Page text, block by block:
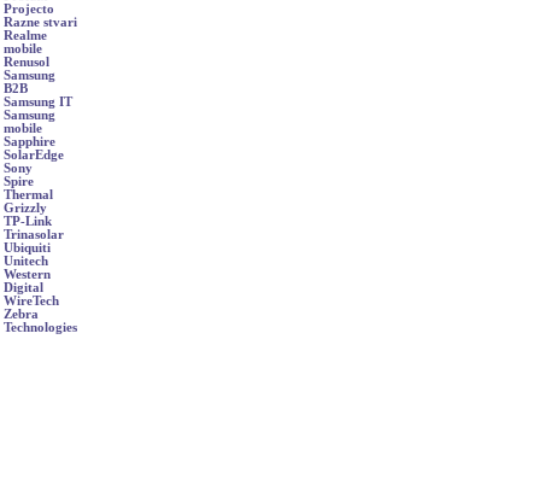
Projecto
Razne stvari
Realme
mobile
Renusol
Samsung
B2B
Samsung IT
Samsung
mobile
Sapphire
SolarEdge
Sony
Spire
Thermal
Grizzly
TP-Link
Trinasolar
Ubiquiti
Unitech
Western
Digital
WireTech
Zebra
Technologies